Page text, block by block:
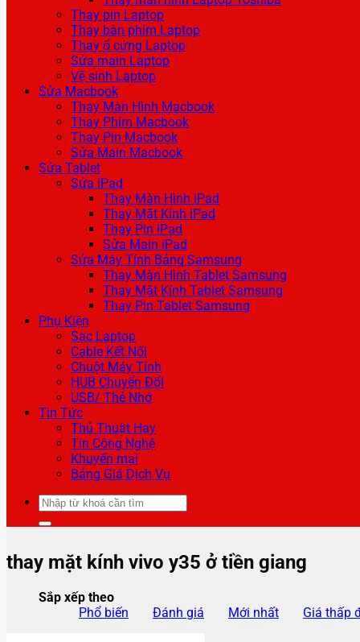
Thay pin Laptop
Thay bàn phím Laptop
Thay ổ cứng Laptop
Sửa main Laptop
Vệ sinh Laptop
Sửa Macbook
Thay Màn Hình Macbook
Thay Phím Macbook
Thay Pin Macbook
Sửa Main Macbook
Sửa Tablet
Sửa iPad
Thay Màn Hình iPad
Thay Mặt Kính iPad
Thay Pin iPad
Sửa Main iPad
Sửa Máy Tính Bảng Samsung
Thay Màn Hình Tablet Samsung
Thay Mặt Kính Tablet Samsung
Thay Pin Tablet Samsung
Phụ Kiện
Sạc Laptop
Cable Kết Nối
Chuột Máy Tính
HUB Chuyển Đổi
USB/ Thẻ Nhớ
Tin Tức
Thủ Thuật Hay
Tin Công Nghệ
Khuyến mại
Bảng Giá Dịch Vụ
Tìm
kiếm:
thay mặt kính vivo y35 ở tiền giang
Sắp xếp theo
Phổ biến
Đánh giá Mới nhất Giá thấp